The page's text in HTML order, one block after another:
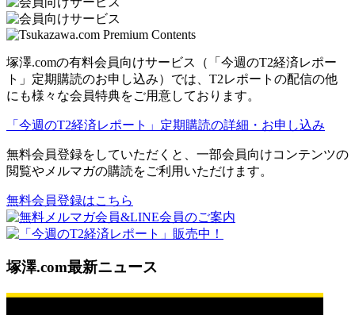
塚澤.comの有料会員向けサービス（「今週のT2経済レポー
ト」定期購読のお申し込み）では、T2レポートの配信の他
にも様々な会員特典をご用意しております。
「今週のT2経済レポート」定期購読の詳細・お申し込み
無料会員登録をしていただくと、一部会員向けコンテンツの
閲覧やメルマガの購読をご利用いただけます。
無料会員登録はこちら
塚澤.com最新ニュース